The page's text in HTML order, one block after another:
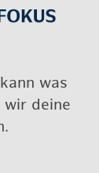
was
wir deine